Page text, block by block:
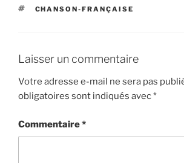
ÉTIQUETTES
CHANSON-FRANÇAISE
Laisser un commentaire
Votre adresse e-mail ne sera pas
obligatoires sont indiqués avec*
Commentaire*